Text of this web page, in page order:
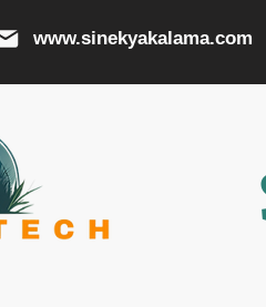
www.sinekyakalama.com